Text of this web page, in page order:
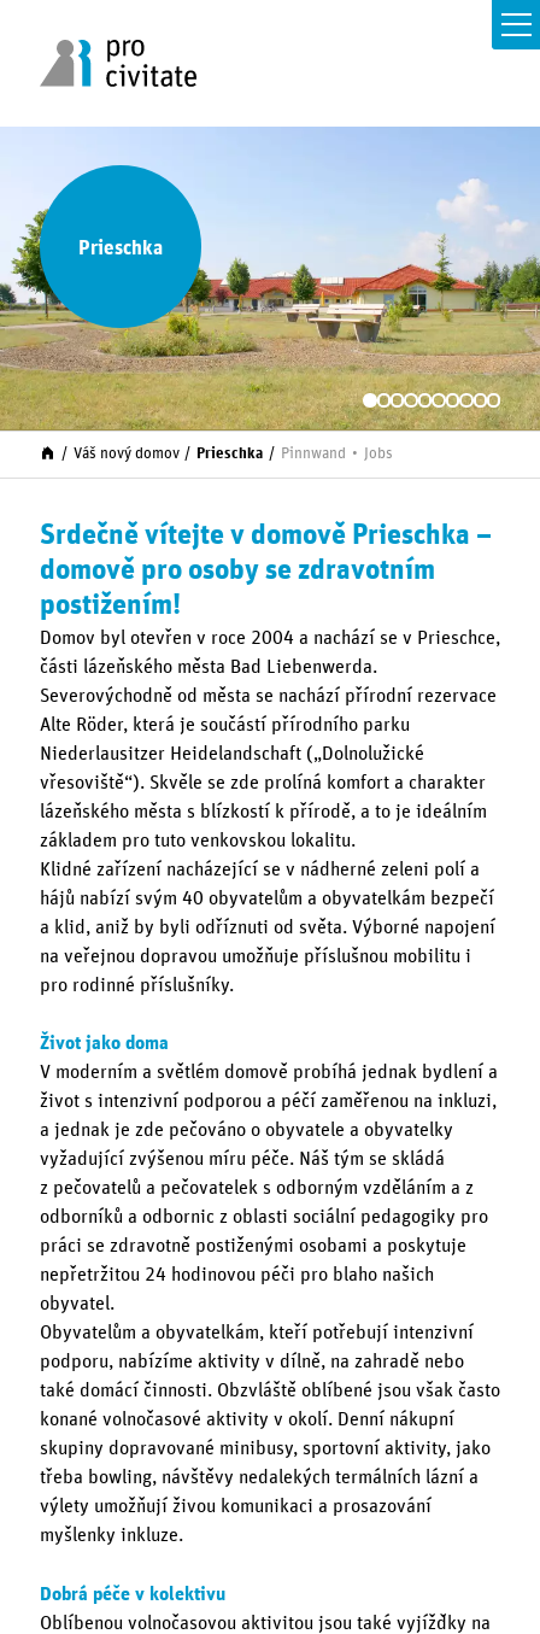
Prieschka
Váš nový domov Prieschka Pinnwand Jobs
Srdečně vítejte v domově Prieschka –
domově pro osoby se zdravotním
postižením!
Domov byl otevřen v roce 2004 a nachází se v Prieschce,
části lázeňského města Bad Liebenwerda.
Severovýchodně od města se nachází přírodní rezervace
Alte Röder, která je součástí přírodního parku
Niederlausitzer Heidelandschaft („Dolnolužické
vřesoviště“). Skvěle se zde prolíná komfort a charakter
lázeňského města s blízkostí k přírodě, a to je ideálním
základem pro tuto venkovskou lokalitu.
Klidné zařízení nacházející se v nádherné zeleni polí a
hájů nabízí svým 40 obyvatelům a obyvatelkám bezpečí
a klid, aniž by byli odříznuti od světa. Výborné napojení
na veřejnou dopravou umožňuje příslušnou mobilitu i
pro rodinné příslušníky.
Život jako doma
V moderním a světlém domově probíhá jednak bydlení a
život s intenzivní podporou a péčí zaměřenou na inkluzi,
a jednak je zde pečováno o obyvatele a obyvatelky
vyžadující zvýšenou míru péče. Náš tým se skládá
z pečovatelů a pečovatelek s odborným vzděláním a z
odborníků a odbornic z oblasti sociální pedagogiky pro
práci se zdravotně postiženými osobami a poskytuje
nepřetržitou 24 hodinovou péči pro blaho našich
obyvatel.
Obyvatelům a obyvatelkám, kteří potřebují intenzivní
podporu, nabízíme aktivity v dílně, na zahradě nebo
také domácí činnosti. Obzvláště oblíbené jsou však často
konané volnočasové aktivity v okolí. Denní nákupní
skupiny dopravované minibusy, sportovní aktivity, jako
třeba bowling, návštěvy nedalekých termálních lázní a
výlety umožňují živou komunikaci a prosazování
myšlenky inkluze.
Dobrá péče v kolektivu
Oblíbenou volnočasovou aktivitou jsou také vyjížďky na